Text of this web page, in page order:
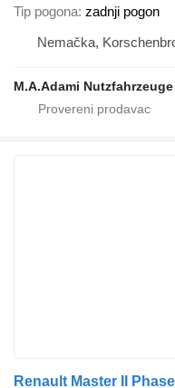
Tip pogona zadnji pogon
Nemačka,
M.A.Adami
Renault Master II